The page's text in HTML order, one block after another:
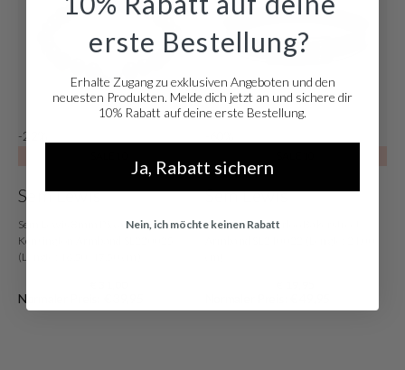
-22%
Sem Lewis
Sem Lewis 8mm Piccadilly South
Kensington Armband SL220025
(Lengte: 16.50-17.50 cm)
Normaler Preis: € 39,95
Sem Lewis
Sem Lewis Bakerloo Bakerstreet
erste Bestellung?
Erhalte Zugang zu exklusiven Angeboten und den
neuesten Produkten. Melde dich jetzt an und sichere dir
10% Rabatt auf deine erste Bestellung.
Ja, Rabatt sichern
Nein, ich möchte keinen Rabatt